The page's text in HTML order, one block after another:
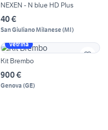
NEXEN - N blue HD Plus
40 €
San Giuliano Milanese(MI)
Vetrina
Kit Brembo
900 €
Genova (GE)